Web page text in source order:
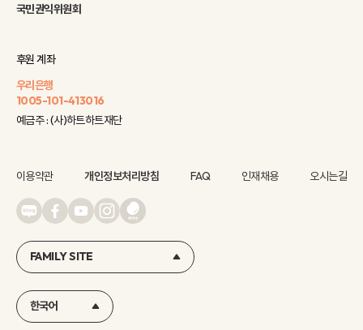
국민권익위원회
후원 계좌
우리은행
1005-101-413016
예금주 : (사)하트하트재단
이용약관 개인정보처리방침 FAQ 인재채용 오시는길
FAMILY SITE
한국어